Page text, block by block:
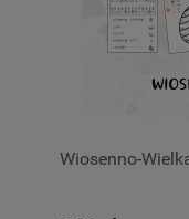
Wiosenno-